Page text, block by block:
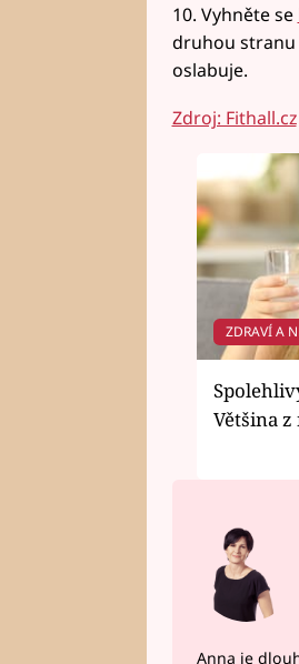
10. Vyhněte se
druhou stranu
oslabuje.
Zdroj: Fithall.cz
ZDRAVÍ A
Většina z
Anna je